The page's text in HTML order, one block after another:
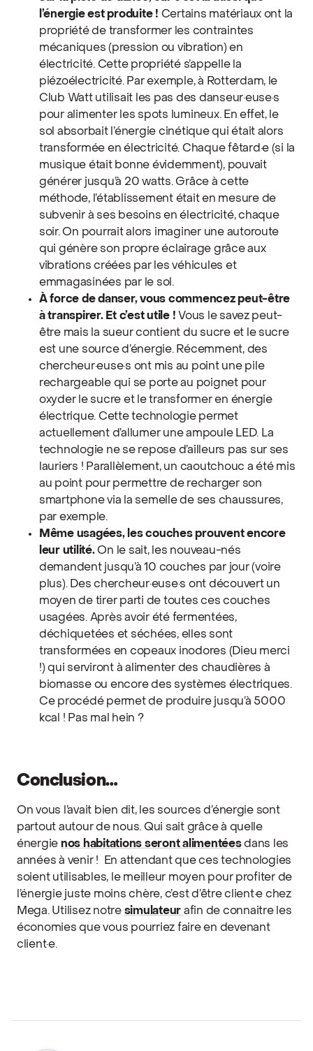
l’énergie est produite ! Certains matériaux ont la
propriété de transformer les contraintes
mécaniques (pression ou vibration) en
électricité. Cette propriété s’appelle la
piézoélectricité. Par exemple, à Rotterdam, le
Club Watt utilisait les pas des danseur·euse·s
pour alimenter les spots lumineux. En effet, le
sol absorbait l’énergie cinétique qui était alors
transformée en électricité. Chaque fêtard·e (si la
musique était bonne évidemment), pouvait
générer jusqu’à 20 watts. Grâce à cette
méthode, l’établissement était en mesure de
subvenir à ses besoins en électricité, chaque
soir. On pourrait alors imaginer une autoroute
qui génère son propre éclairage grâce aux
vibrations créées par les véhicules et
emmagasinées par le sol.
À force de danser, vous commencez peut-être
à transpirer. Et c’est utile ! Vous le savez peut-
être mais la sueur contient du sucre et le sucre
est une source d’énergie. Récemment, des
chercheur·euse·s ont mis au point une pile
rechargeable qui se porte au poignet pour
oxyder le sucre et le transformer en énergie
électrique. Cette technologie permet
actuellement d’allumer une ampoule LED. La
technologie ne se repose d’ailleurs pas sur ses
lauriers ! Parallèlement, un caoutchouc a été mis
au point pour permettre de recharger son
smartphone via la semelle de ses chaussures,
par exemple.
Même usagées, les couches prouvent encore
leur utilité.On le sait, les nouveau-nés
demandent jusqu’à 10 couches par jour (voire
plus). Des chercheur·euse·s ont découvert un
moyen de tirer parti de toutes ces couches
usagées. Après avoir été fermentées,
déchiquetées et séchées, elles sont
transformées en copeaux inodores (Dieu merci
!) qui serviront à alimenter des chaudières à
biomasse ou encore des systèmes électriques.
Ce procédé permet de produire jusqu’à 5000
kcal ! Pas mal hein ?
Conclusion…
On vous l’avait bien dit, les sources d’énergie sont
partout autour de nous. Qui sait grâce à quelle
énergie nos habitations seront alimentéesdans les
années à venir !
En attendant que ces technologies
soient utilisables, le meilleur moyen pour profiter de
l’énergie juste moins chère, c’est d’être client·e chez
Mega. Utilisez notre simulateur afin de connaitre les
économies que vous pourriez faire en devenant
client·e.